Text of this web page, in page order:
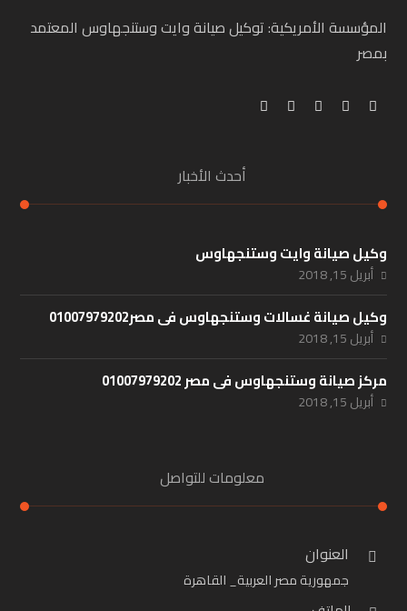
المؤسسة الأمريكية: توكيل صيانة وايت وستنجهاوس المعتمد
بمصر
أحدث الأخبار
وكيل صيانة وايت وستنجهاوس
أبريل 15, 2018
وكيل صيانة غسالات وستنجهاوس فى مصر01007979202
أبريل 15, 2018
مركز صيانة وستنجهاوس فى مصر 01007979202
أبريل 15, 2018
معلومات للتواصل
العنوان
جمهورية مصر العربية_ القاهرة